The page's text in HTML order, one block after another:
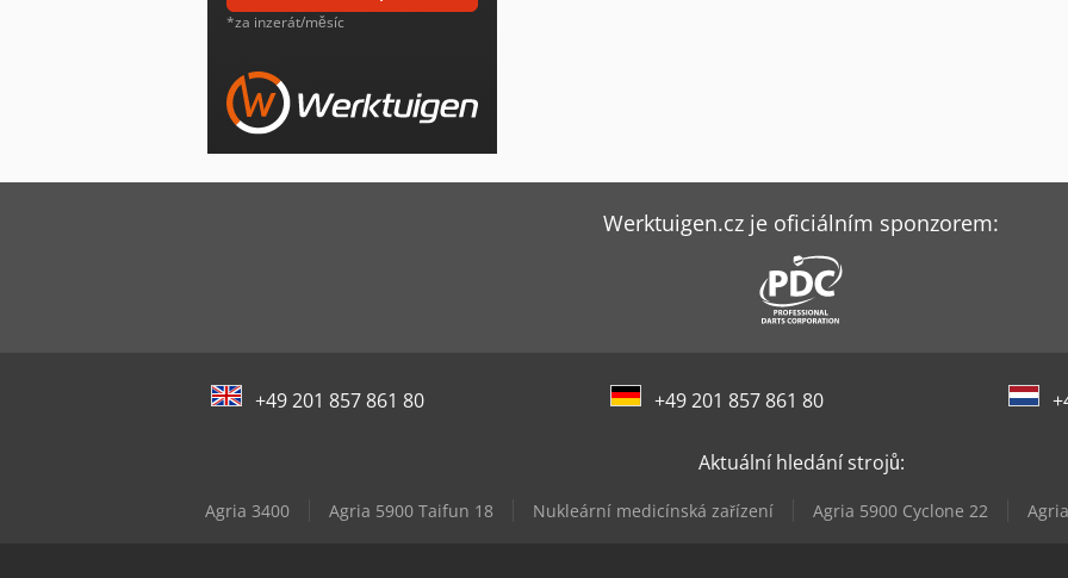
*za inzerát/měsíc
Werktuigen.cz je oficiálním sponzorem:
+49 201 857 861 80 +49 201 857 861 80
Aktuální hledání strojů:
Agria 3400 Agria 5900 Taifun 18 Nukleární medicínská zařízení Agria 5900 Cyclone 22